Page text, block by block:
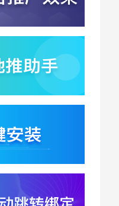
GPT5.6？超低价API引
爆智能体工具免填码安
蚂蚁灵波首轮拟募资15
亿？具身智能加速产业
落地凸显全链路设备归
2000亿美元？云与广告
双轮驱动下B端应用迎来
分发与归因重构
2026-07-31
千问已在特斯拉车机内
测？大模型上车打通跨
端服务与全渠道归因新
闭环
2026-07-31